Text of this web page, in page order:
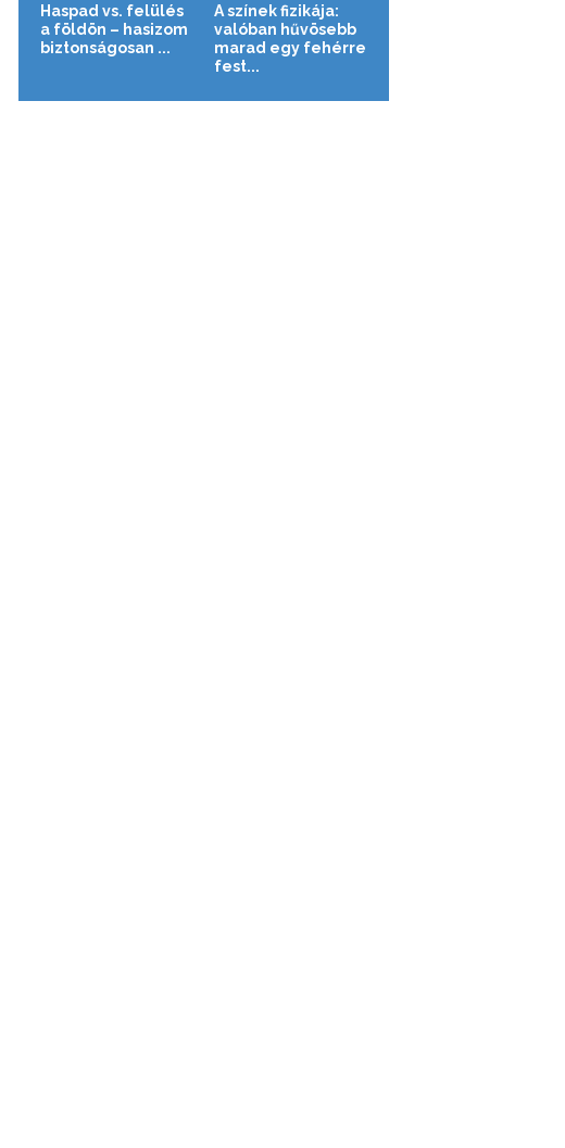
Haspad vs. felülés
a földön – hasizom
biztonságosan ...
A színek fizikája:
valóban hűvösebb
marad egy fehérre
fest...